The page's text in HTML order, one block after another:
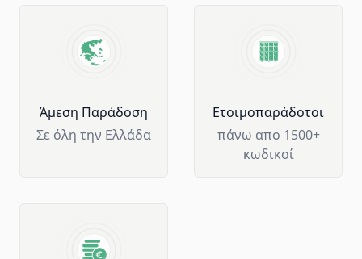
Άμεση Παράδοση
Σε όλη την Ελλάδα
Ετοιμοπαράδοτοι
πάνω απο 1500+
κωδικοί